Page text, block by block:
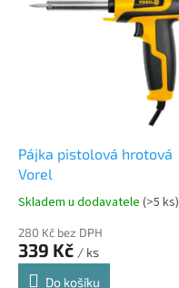
Pájka pistolová hrotová
Vorel
Skladem u dodavatele (>5 ks)
280 Kč bez DPH
339 Kč / ks
Do košíku